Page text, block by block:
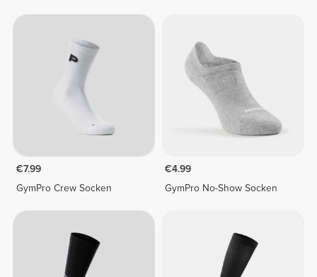
€7.99
GymPro Crew Socken
€4.99
GymPro No-Show Socken